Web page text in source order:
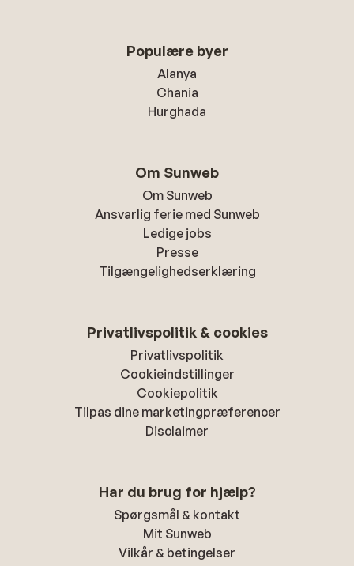
Populære byer
Alanya
Chania
Hurghada
Om Sunweb
Om Sunweb
Ansvarlig ferie med Sunweb
Ledige jobs
Presse
Tilgængelighedserklæring
Privatlivspolitik & cookies
Privatlivspolitik
Cookieindstillinger
Cookiepolitik
Tilpas dine marketingpræferencer
Disclaimer
Har du brug for hjælp?
Spørgsmål & kontakt
Mit Sunweb
Vilkår & betingelser